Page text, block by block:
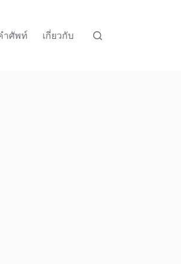
ำศัพท์ เกี่ยวกับ